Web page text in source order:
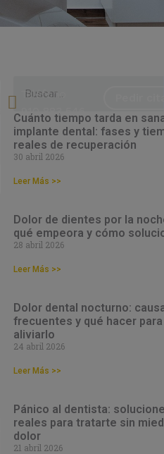
Teléfono
910 883 546
Pedir
Cuánto tiempo tarda en
implante dental: fases y
reales de recuperación
30 abril 2026
Leer Más >>
Dolor de dientes por la
qué empeora y cómo
28 abril 2026
Leer Más >>
Dolor dental nocturno:
frecuentes y qué hacer para
aliviarlo
24 abril 2026
Leer Más >>
Pánico al dentista:
reales para tratarte sin
dolor
21 abril 2026